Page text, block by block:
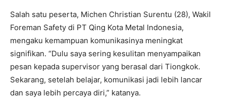
Salah satu peserta, Michen Christian Surentu (28), Wakil
Foreman Safety di PT Qing Kota Metal Indonesia,
mengaku kemampuan komunikasinya meningkat
signifikan. “Dulu saya sering kesulitan menyampaikan
pesan kepada supervisor yang berasal dari Tiongkok.
Sekarang, setelah belajar, komunikasi jadi lebih lancar
dan saya lebih percaya diri,” katanya.